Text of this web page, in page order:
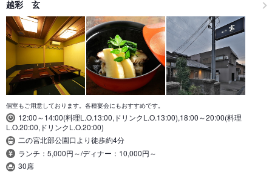
越彩 玄
個室もご用意しております。各種宴会にもおすすめです。
12:00～14:00(料理L.O.13:00,ドリンクL.O.13:00),18:00～20:00(料理
L.O.20:00,ドリンクL.O.20:00)
二の宮北部公園口より徒歩約4分
ランチ：5,000円～/ディナー：10,000円～
30席